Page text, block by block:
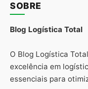
SOBRE
Blog Logística Total
O Blog Logística
excelência em
essenciais para